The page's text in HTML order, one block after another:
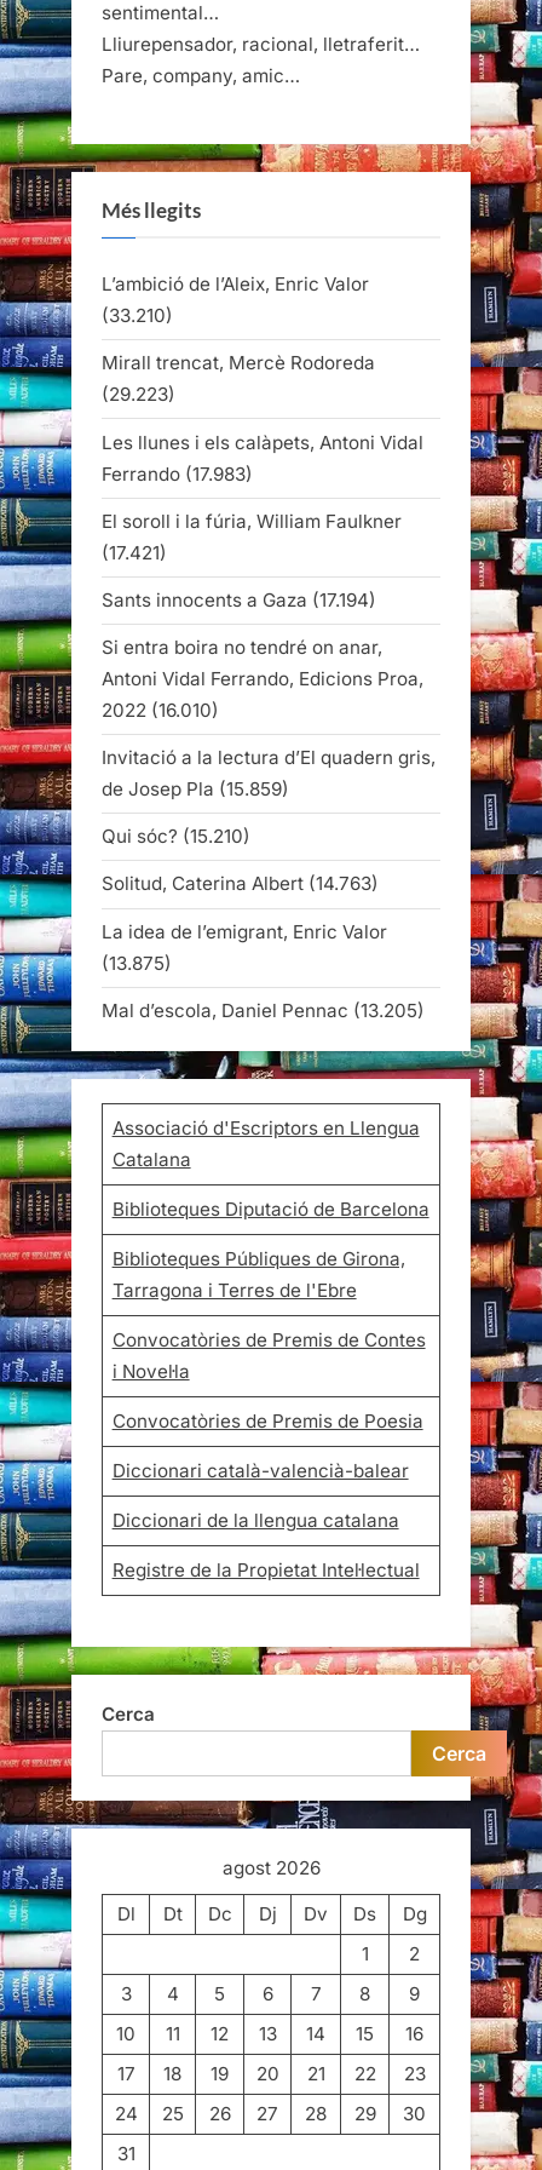
sentimental…
Lliurepensador, racional, lletraferit…
Pare, company, amic…
Més llegits
L’ambició de l’Aleix, Enric Valor
(33.210)
Mirall trencat, Mercè Rodoreda
(29.223)
Les llunes i els calàpets, Antoni Vidal
Ferrando (17.983)
El soroll i la fúria, William Faulkner
(17.421)
Sants innocents a Gaza (17.194)
Si entra boira no tendré on anar,
Antoni Vidal Ferrando, Edicions Proa,
2022 (16.010)
Invitació a la lectura d’El quadern gris,
de Josep Pla (15.859)
Qui sóc? (15.210)
Solitud, Caterina Albert (14.763)
La idea de l’emigrant, Enric Valor
(13.875)
Mal d’escola, Daniel Pennac (13.205)
Associació d'Escriptors en Llengua
Catalana
Biblioteques Diputació de Barcelona
Biblioteques Públiques de Girona,
Tarragona i Terres de l'Ebre
Convocatòries de Premis de Contes
i Novel·la
Convocatòries de Premis de Poesia
Diccionari català-valencià-balear
Diccionari de la llengua catalana
Registre de la Propietat Intel·lectual
Cerca
Cerca
agost 2026
Dl
Dt Dc Dj Dv Ds
Dg
1
2
3
4 5 6 7 8
9
10
11 12 13 14 15
16
17
18 19 20 21 22
23
24
25 26 27 28 29
30
31